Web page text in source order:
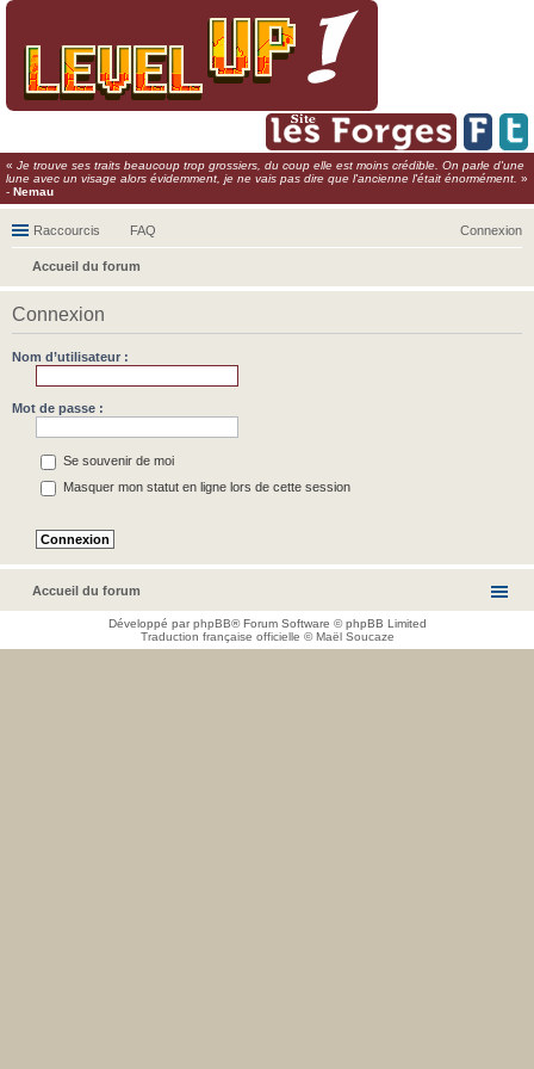
« Je trouve ses traits beaucoup trop grossiers, du coup elle est moins crédible. On parle d'une
lune avec un visage alors évidemment, je ne vais pas dire que l'ancienne l'était énormément. »
- Nemau
Raccourcis FAQ Connexion
Accueil du forum
ec
Connexion
Nom d’utilisateur :
Mot de passe :
Se souvenir de moi
Masquer mon statut en ligne lors de cette session
Accueil du forum
Développé parphpBB® Forum Software © phpBB Limited
Traduction française officielle ©Maël Soucaze